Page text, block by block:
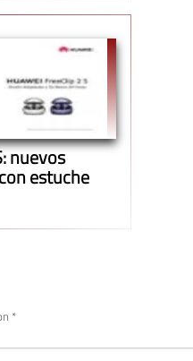
nuevos
estuche
*